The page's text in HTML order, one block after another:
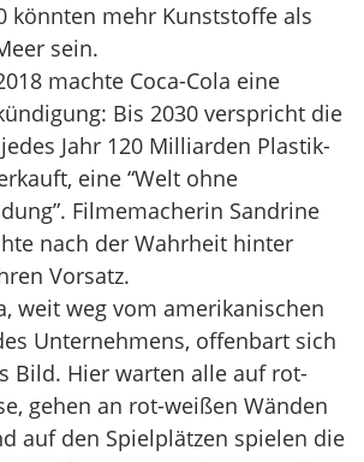
könnten mehr Kunststoffe als
sein.
machte Coca-Cola eine
Bis 2030 verspricht die
Jahr 120 Milliarden Plastik-
eine “Welt ohne
Filmemacherin Sandrine
nach der Wahrheit hinter
Vorsatz.
weit weg vom amerikanischen
Unternehmens, offenbart sich
Bild. Hier warten alle auf rot-
gehen an rot-weißen Wänden
auf den Spielplätzen spielen die